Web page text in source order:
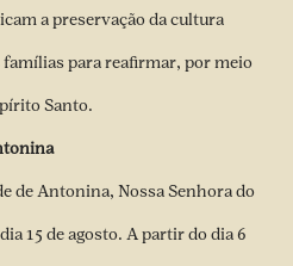
a preservação da cultura
famílias para reafirmar, por meio
Santo.
de Antonina, Nossa Senhora do
15 de agosto. A partir do dia 6